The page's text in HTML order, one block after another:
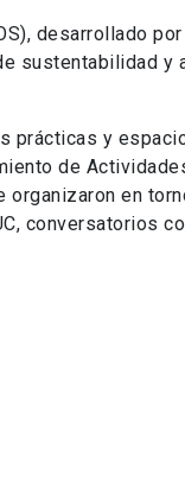
desarrollado
sustentabilidad y
prácticas y
de
en
conversatorios